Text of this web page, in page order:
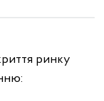
ринку